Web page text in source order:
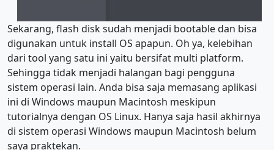
Sekarang, flash disk sudah menjadi bootable dan bisa
digunakan untuk install OS apapun. Oh ya, kelebihan
dari tool yang satu ini yaitu bersifat multi platform.
Sehingga tidak menjadi halangan bagi pengguna
sistem operasi lain. Anda bisa saja memasang aplikasi
ini di Windows maupun Macintosh meskipun
tutorialnya dengan OS Linux. Hanya saja hasil akhirnya
di sistem operasi Windows maupun Macintosh belum
saya praktekan.